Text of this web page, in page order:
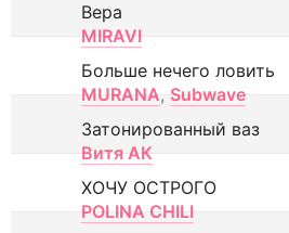
Вера
MIRAVI
Больше нечего ловить
MURANA, Subwave
Затонированный ваз
Витя АК
ХОЧУ ОСТРОГО
POLINA CHILI